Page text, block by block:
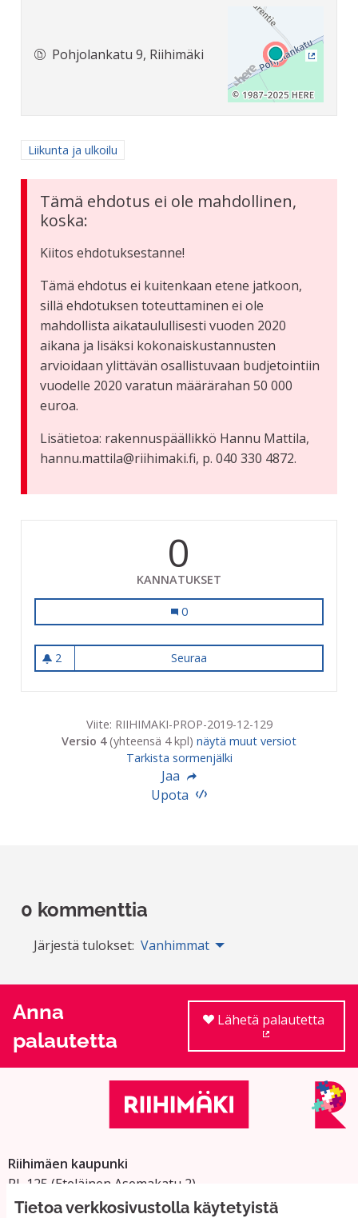
Tietoa verkkosivustolla käytetyistä
Pohjolankatu 9, Riihimäki
Rajaa tulokset aihepiirin mukaan: Liikunta ja ulkoilu
Liikunta ja ulkoilu
Tämä ehdotus ei ole mahdollinen,
koska:
Kiitos ehdotuksestanne!
Tämä ehdotus ei kuitenkaan etene jatkoon,
sillä ehdotuksen toteuttaminen ei ole
mahdollista aikataulullisesti vuoden 2020
aikana ja lisäksi kokonaiskustannusten
arvioidaan ylittävän osallistuvaan budjetointiin
vuodelle 2020 varatun määrärahan 50 000
euroa.
Lisätietoa: rakennuspäällikkö Hannu Mattila,
hannu.mattila@riihimaki.fi, p. 040 330 4872.
0
KANNATUKSET
Talvikenttä luistelukentäksi talven
0
2
2 seuraajaa
Seuraa
Viite: RIIHIMAKI-PROP-2019-12-129
Versio 4(yhteensä 4 kpl) näytä muut versiot
Tarkista sormenjälki
Jaa
Upota
0 kommenttia
Järjestä tulokset: Vanhimmat
Anna
palautetta
Lähetä palautetta
Riihimäen kaupunki
PL 125 (Eteläinen Asemakatu 2)
11101 Riihimäki